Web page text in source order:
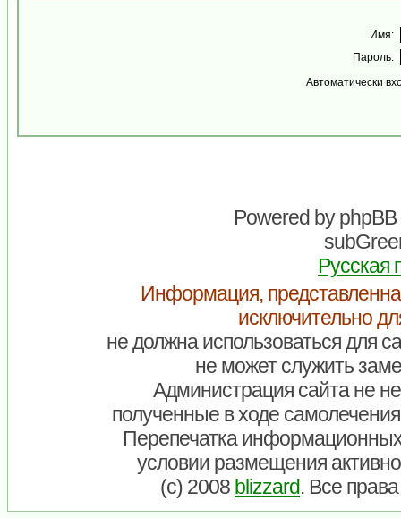
Имя:
Пароль:
Автоматически
Powered byphpBB
Русская
Информация,
исключительно
не должна использоваться для
не может служить
Администрация сайта не
полученные в ходе
Перепечатка
условии размещения
(c) 2008 blizzard. Все